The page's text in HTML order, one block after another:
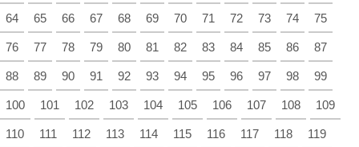
64 65 66 67 68 69 70 71 72 73 74 75
76 77 78 79 80 81 82 83 84 85 86 87
88 89 90 91 92 93 94 95 96 97 98 99
100 101 102 103 104 105 106 107 108 109
110 111 112 113 114 115 116 117 118 119